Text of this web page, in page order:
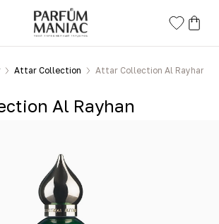
Attar Collection Attar Collection Al Rayhan
Al Rayhan